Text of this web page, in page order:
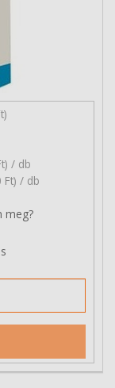
/ db
Ft) / db
meg?